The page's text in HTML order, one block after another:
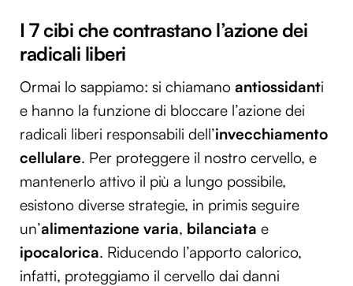
I 7 cibi che contrastano l’azione dei
radicali liberi
Ormai lo sappiamo: si chiamano antiossidanti
e hanno la funzione di bloccare l’azione dei
radicali liberi responsabili dell’invecchiamento
cellulare. Per proteggere il nostro cervello, e
mantenerlo attivo il più a lungo possibile,
esistono diverse strategie, in primis seguire
un’alimentazione varia, bilanciata e
ipocalorica. Riducendo l’apporto calorico,
infatti, proteggiamo il cervello dai danni